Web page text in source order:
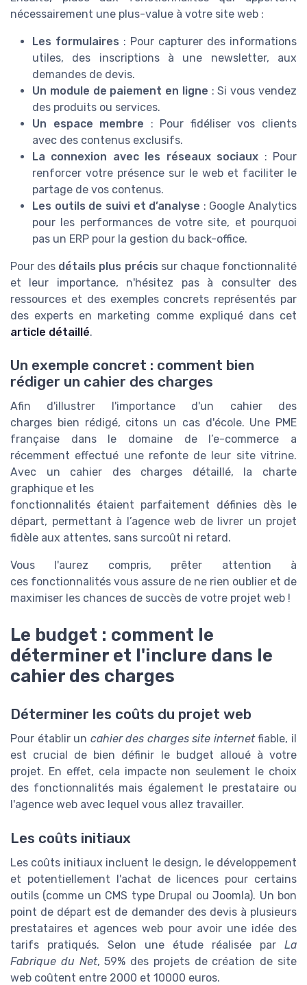
nécessairement une plus-value à votre site web :
Les formulaires : Pour capturer des informations
utiles, des inscriptions à une newsletter, aux
demandes de devis.
Un module de paiement en ligne : Si vous vendez
des produits ou services.
Un espace membre : Pour fidéliser vos clients
avec des contenus exclusifs.
La connexion avec les réseaux sociaux : Pour
renforcer votre présence sur le web et faciliter le
partage de vos contenus.
Les outils de suivi et d’analyse : Google Analytics
pour les performances de votre site, et pourquoi
pas un ERP pour la gestion du back-office.
Pour des détails plus précis sur chaque fonctionnalité
et leur importance, n'hésitez pas à consulter des
ressources et des exemples concrets représentés par
des experts en marketing comme expliqué dans cet
article détaillé.
Un exemple concret : comment bien
rédiger un cahier des charges
Afin d'illustrer l'importance d'un cahier des
charges bien rédigé, citons un cas d'école. Une PME
française dans le domaine de l’e-commerce a
récemment effectué une refonte de leur site vitrine.
Avec un cahier des charges détaillé, la charte
graphique et les
fonctionnalités étaient parfaitement définies dès le
départ, permettant à l’agence web de livrer un projet
fidèle aux attentes, sans surcoût ni retard.
Vous l'aurez compris, prêter attention à
ces fonctionnalités vous assure de ne rien oublier et de
maximiser les chances de succès de votre projet web !
Le budget : comment le
déterminer et l'inclure dans le
cahier des charges
Déterminer les coûts du projet web
Pour établir un cahier des charges site internetfiable, il
est crucial de bien définir le budget alloué à votre
projet. En effet, cela impacte non seulement le choix
des fonctionnalités mais également le prestataire ou
l'agence web avec lequel vous allez travailler.
Les coûts initiaux
Les coûts initiaux incluent le design, le développement
et potentiellement l'achat de licences pour certains
outils (comme un CMS type Drupal ou Joomla). Un bon
point de départ est de demander des devis à plusieurs
prestataires et agences web pour avoir une idée des
tarifs pratiqués. Selon une étude réalisée par La
Fabrique du Net, 59% des projets de création de site
web coûtent entre 2000 et 10000 euros.